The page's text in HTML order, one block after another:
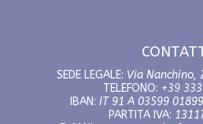
SEDE LEGALE: Via Nanchino,
TELEFONO: +39
IBAN: IT 91 A 03599
PARTITA IVA: